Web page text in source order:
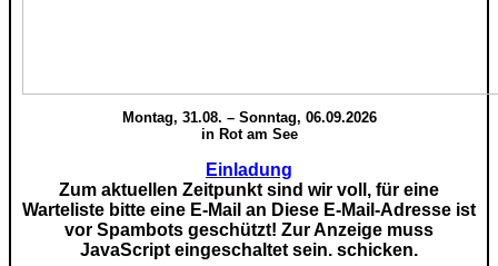
Montag, 31.08. – Sonntag, 06.09.2026
in Rot am See
Einladung
Zum aktuellen Zeitpunkt sind wir voll, für eine
Warteliste bitte eine E-Mail an Diese E-Mail-Adresse ist
vor Spambots geschützt! Zur Anzeige muss
JavaScript eingeschaltet sein. schicken.